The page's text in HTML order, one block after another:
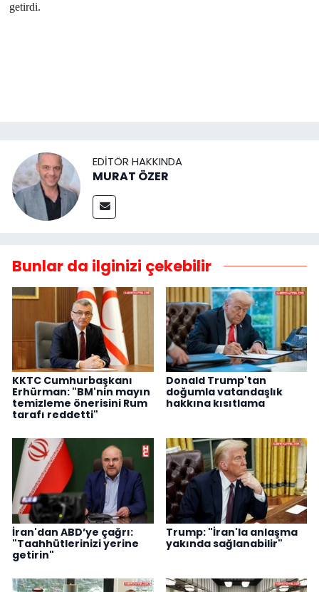
getirdi.
EDITÖR HAKKINDA
MURAT ÖZER
Bunlar da ilginizi çekebilir
KKTC Cumhurbaşkanı
Erhürman: "BM'nin mayın
temizleme önerisini Rum
tarafı reddetti"
Donald Trump'tan
doğumla vatandaşlık
hakkına kısıtlama
İran'dan ABD’ye çağrı:
"Taahhütlerinizi yerine
getirin"
Trump: "İran'la anlaşma
yakında sağlanabilir"